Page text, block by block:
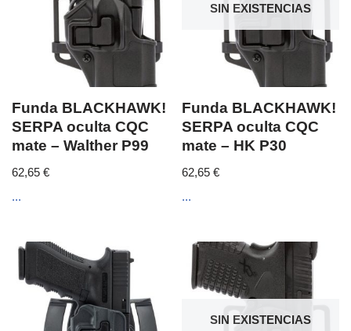
Funda BLACKHAWK!
SERPA oculta CQC
mate – Walther P99
62,65 €
...
SIN EXISTENCIAS
Funda BLACKHAWK!
SERPA oculta CQC
mate – HK P30
62,65€
...
SIN EXISTENCIAS